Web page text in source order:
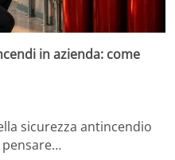
in azienda: come
sicurezza antincendio
pensare…